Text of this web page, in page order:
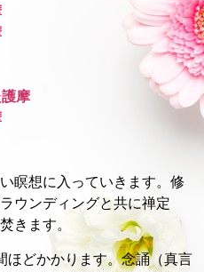
摩
瞑想に入っていきます。 修
ウンディングと共に禅定
きます。
ほどかかります。念誦（真言